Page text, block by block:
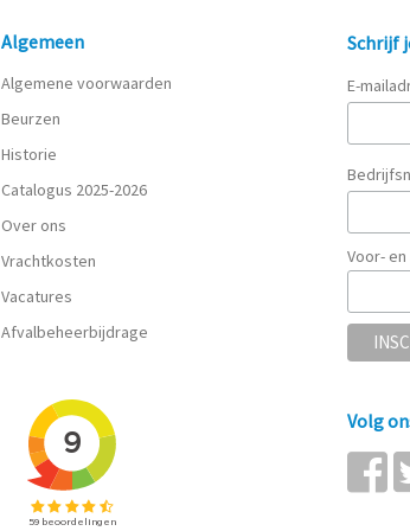
Algemeen
Algemene voorwaarden
Beurzen
Historie
Catalogus 2025-2026
Over ons
Vrachtkosten
Vacatures
Afvalbeheerbijdrage
Schrijf
E-
Voor-
Volg